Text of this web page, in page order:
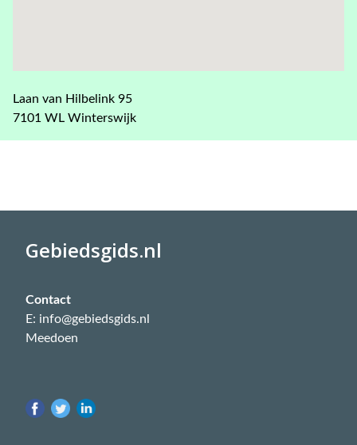
Laan van Hilbelink 95
7101 WL Winterswijk
Gebiedsgids.nl
Contact
E: info@gebiedsgids.nl
Meedoen